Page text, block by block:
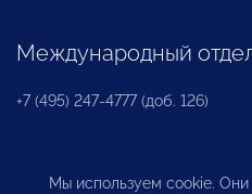
Международный
+7 (495) 247-4777 (доб. 126)
Бюро по защите прав
Мы используем cookie. Они